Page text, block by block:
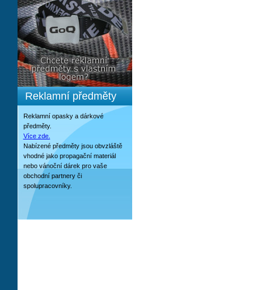
Reklamní předměty
Reklamní opasky a dárkové
předměty.
Více zde.
Nabízené předměty jsou obvzláště
vhodné jako propagační materiál
nebo vánoční dárek pro vaše
obchodní partnery či
spolupracovníky.